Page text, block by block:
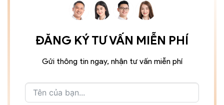
ĐĂNG KÝ TƯ VẤN MIỄN PHÍ
Gửi thông tin ngay, nhận tư vấn miễn phí